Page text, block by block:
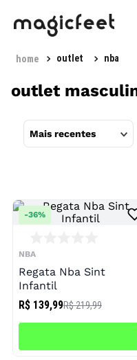
outlet nba
outlet
Mais recentes
NBA
Regata Nba Sint
Infantil
R$ 139,99R$ 219,99
-36%